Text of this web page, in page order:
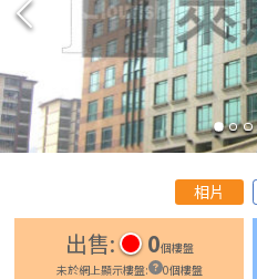
更多出租樓盤
相片
出售: 0個樓盤
未於網上顯示樓盤: 0個樓盤